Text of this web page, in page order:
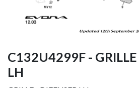
C132U4299F - GRILLE
LH